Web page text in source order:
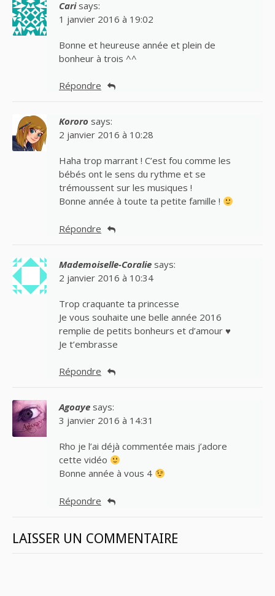
Cari says:
1 janvier 2016 à 19:02
Bonne et heureuse année et plein de
bonheur à trois ^^
Répondre
Kororo says:
2 janvier 2016 à 10:28
Haha trop marrant ! C’est fou comme les
bébés ont le sens du rythme et se
trémoussent sur les musiques !
Bonne année à toute ta petite famille !
Répondre
Mademoiselle-Coralie says:
2 janvier 2016 à 10:34
Trop craquante ta princesse
Je vous souhaite une belle année 2016
remplie de petits bonheurs et d’amour ♥
Je t’embrasse
Répondre
Agoaye says:
3 janvier 2016 à 14:31
Rho je l’ai déjà commentée mais j’adore
cette vidéo
Bonne année à vous 4
Répondre
LAISSER UN COMMENTAIRE